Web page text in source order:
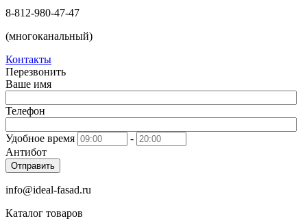
8-812-980-47-47
(многоканальный)
Контакты
Перезвонить
Ваше имя
Телефон
Удобное время
-
Антибот
Отправить
info@ideal-fasad.ru
Каталог товаров